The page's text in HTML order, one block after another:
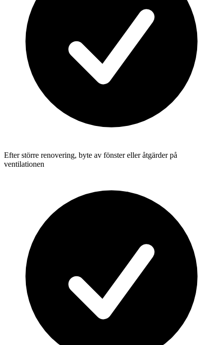
Efter större renovering, byte av fönster eller åtgärder på
ventilationen